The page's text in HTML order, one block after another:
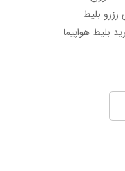
بلیط هواپیما
زمزم